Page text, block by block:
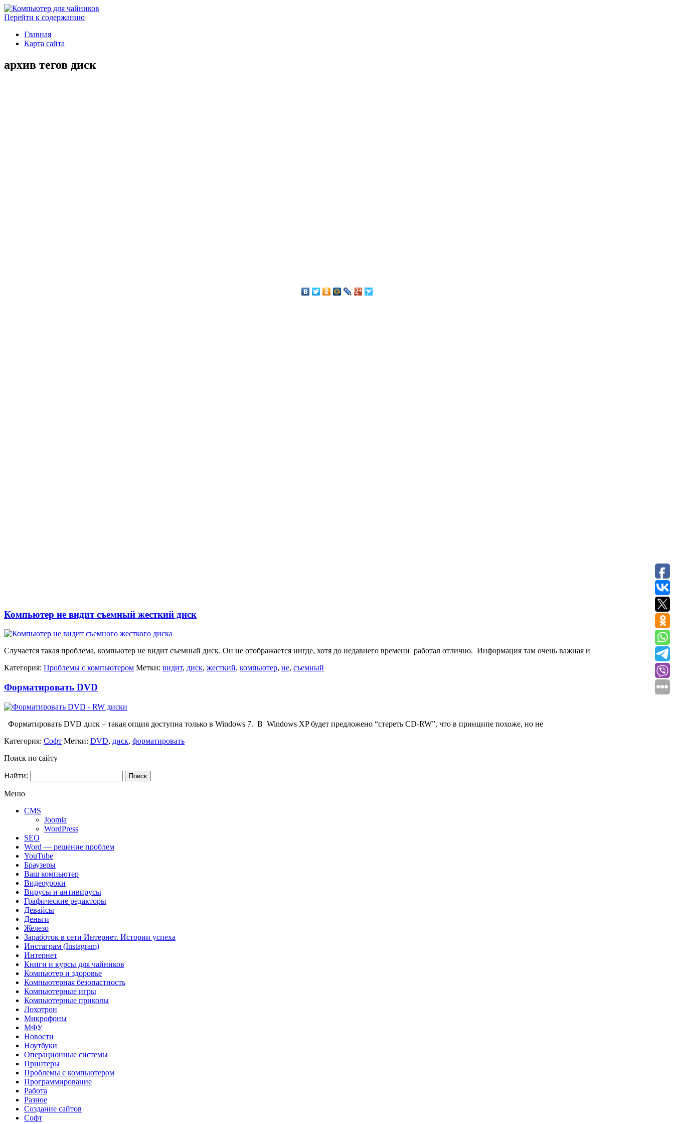
Перейти к содержанию
Главная
Карта сайта
архив тегов диск
Компьютер не видит съемный жесткий диск
Случается такая проблема, компьютер не видит съемный диск. Он не отображается нигде, хотя до недавнего времени работал отлично. Информация там очень важная и
Категория: Проблемы с компьютером Метки: видит, диск, жесткий, компьютер, не, съемный
Форматировать DVD
Форматировать DVD диск – такая опция доступна только в Windows 7. В Windows XP будет предложено “стереть CD-RW”, что в принципе похоже, но не
Категория: Софт Метки: DVD, диск, форматировать
Поиск по сайту
Найти:
Меню
CMS
Joomla
WordPress
SEO
Word — решение проблем
YouTube
Браузеры
Ваш компьютер
Видеоуроки
Вирусы и антивирусы
Графические редакторы
Девайсы
Деньги
Железо
Заработок в сети Интернет. Истории успеха
Инстаграм (Instagram)
Интернет
Книги и курсы для чайников
Компьютер и здоровье
Компьютерная безопастность
Компьютерные игры
Компьютерные приколы
Лохотрон
Микрофоны
МФУ
Новости
Ноутбуки
Операционные системы
Принтеры
Проблемы с компьютером
Программирование
Работа
Разное
Создание сайтов
Софт